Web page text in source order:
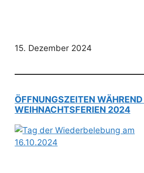
15. Dezember 2024
ÖFFNUNGSZEITEN WÄHREND
WEIHNACHTSFERIEN 2024